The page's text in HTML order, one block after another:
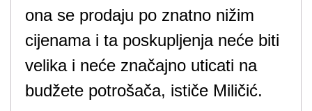
ona se prodaju po znatno nižim
cijenama i ta poskupljenja neće biti
velika i neće značajno uticati na
budžete potrošača, ističe Miličić.